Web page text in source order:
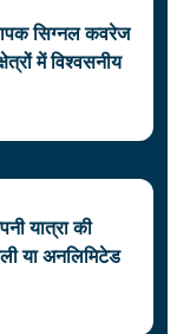
सिग्नल कवरेज
में विश्वसनीय
यात्रा की
या अनलिमिटेड